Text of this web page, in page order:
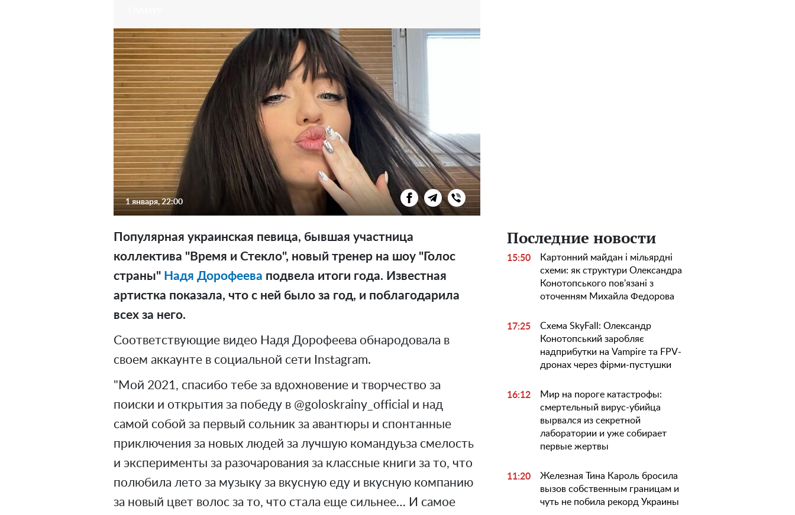
1 января, 22:00
Популярная украинская певица, бывшая участница
коллектива "Время и Стекло", новый тренер на шоу "Голос
страны" Надя Дорофеева подвела итоги года. Известная
артистка показала, что с ней было за год, и поблагодарила
всех за него.
Соответствующие видео Надя Дорофеева обнародовала в
своем аккаунте в социальной сети Instagram.
"Мой 2021, спасибо тебе за вдохновение и творчество за
поиски и открытия за победу в @goloskrainy_official и над
самой собой за первый сольник за авантюры и спонтанные
приключения за новых людей за лучшую командуьза смелость
и эксперименты за разочарования за классные книги за то, что
полюбила лето за музыку за вкусную еду и вкусную компанию
за новый цвет волос за то, что стала еще сильнее… И самое
Последние новости
15:50
Картонний майдан і мільярдні
схеми: як структури Олександра
Конотопського пов'язані з
оточенням Михайла Федорова
17:25
Схема SkyFall: Олександр
Конотопський заробляє
надприбутки на Vampire та FPV-
дронах через фірми-пустушки
16:12
Мир на пороге катастрофы:
смертельный вирус-убийца
вырвался из секретной
лаборатории и уже собирает
первые жертвы
11:20
Железная Тина Кароль бросила
вызов собственным границам и
чуть не побила рекорд Украины